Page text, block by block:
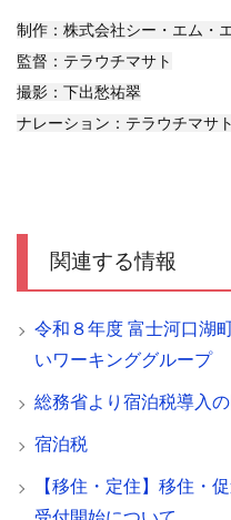
制作：株式会社シー・エム・
監督：テラウチマサト
撮影：下出愁祐翠
ナレーション：テラウチマサト
関連する情報
令和８年度 富士河口湖
いワーキンググループ
総務省より宿泊税導入
宿泊税
【移住・定住】移住・